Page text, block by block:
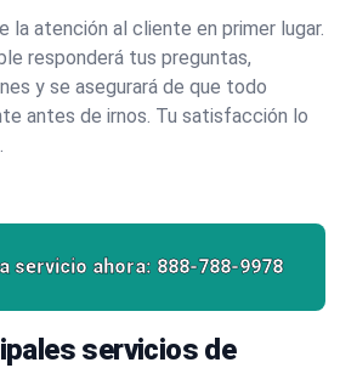
la atención al cliente en primer lugar.
responderá tus preguntas,
y se asegurará de que todo
antes de irnos. Tu satisfacción lo
servicio ahora: 888-788-9978
servicios de